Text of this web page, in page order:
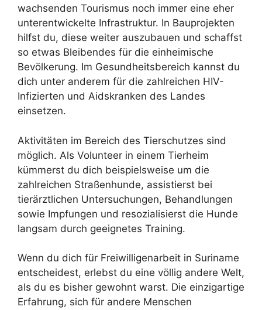
wachsenden Tourismus noch immer eine eher
unterentwickelte Infrastruktur. In Bauprojekten
hilfst du, diese weiter auszubauen und schaffst
so etwas Bleibendes für die einheimische
Bevölkerung. Im Gesundheitsbereich kannst du
dich unter anderem für die zahlreichen HIV-
Infizierten und Aidskranken des Landes
einsetzen.
Aktivitäten im Bereich des Tierschutzes sind
möglich. Als Volunteer in einem Tierheim
kümmerst du dich beispielsweise um die
zahlreichen Straßenhunde, assistierst bei
tierärztlichen Untersuchungen, Behandlungen
sowie Impfungen und resozialisierst die Hunde
langsam durch geeignetes Training.
Wenn du dich für Freiwilligenarbeit in Suriname
entscheidest, erlebst du eine völlig andere Welt,
als du es bisher gewohnt warst. Die einzigartige
Erfahrung, sich für andere Menschen